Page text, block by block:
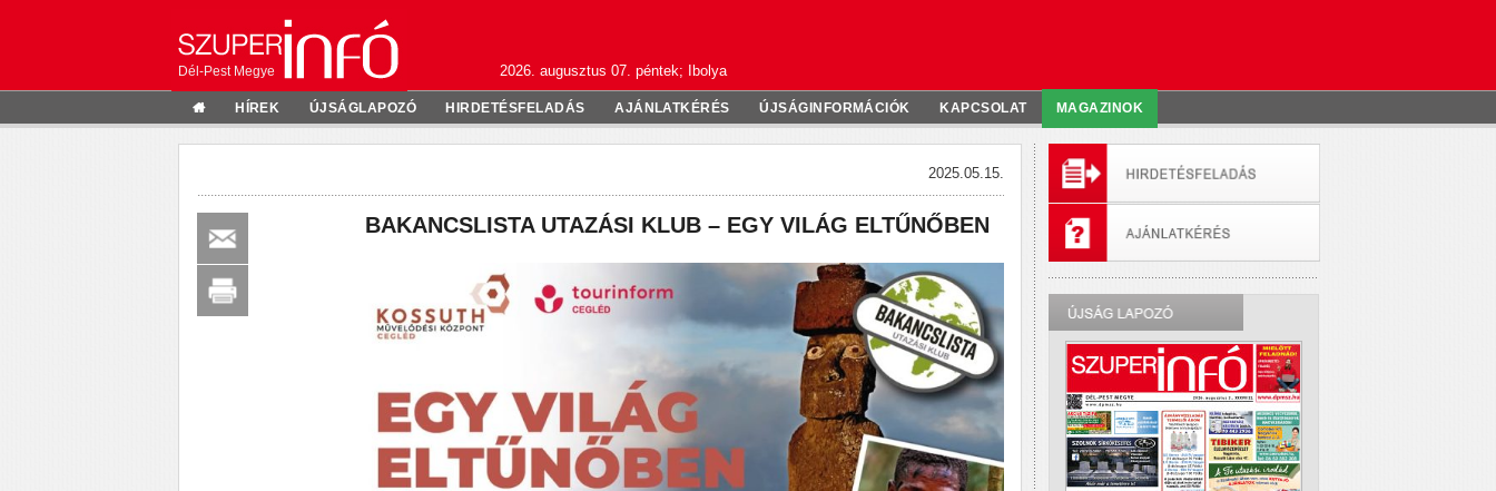
Dél-Pest Megye 2026. augusztus 07. péntek; Ibolya
HÍREK ÚJSÁGLAPOZÓ HIRDETÉSFELADÁS AJÁNLATKÉRÉS ÚJSÁGINFORMÁCIÓK KAPCSOLAT MAGAZINOK
2025.05.15.
BAKANCSLISTA UTAZÁSI KLUB – EGY VILÁG ELTŰNŐBEN